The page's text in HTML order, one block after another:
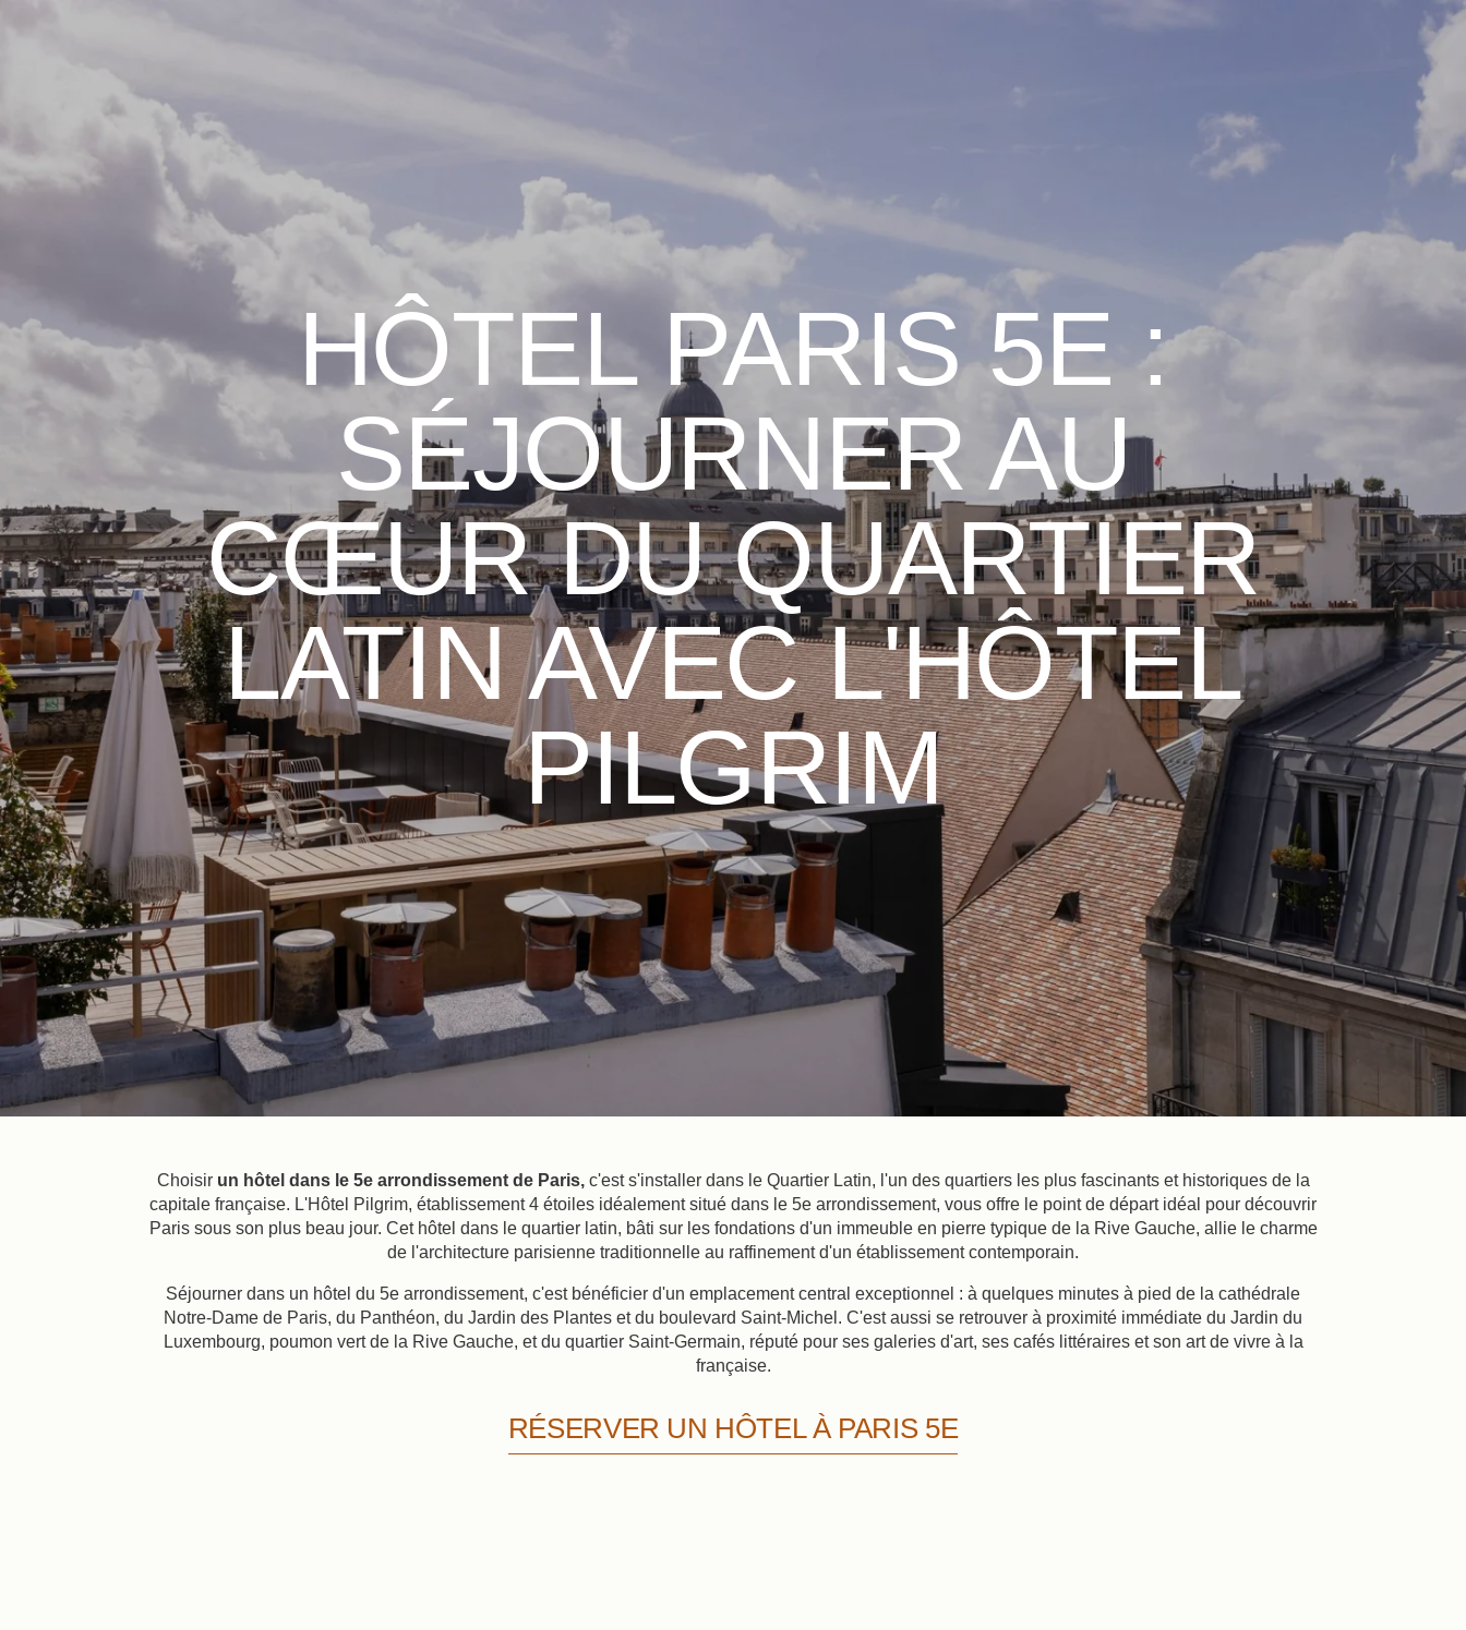
HÔTEL PARIS 5E :
SÉJOURNER AU
CŒUR DU QUARTIER
LATIN AVEC L'HÔTEL
PILGRIM
Choisir un hôtel dans le 5e arrondissement de Paris, c'est s'installer dans le Quartier Latin, l'un des quartiers les plus fascinants et historiques de la
capitale française. L'Hôtel Pilgrim, établissement 4 étoiles idéalement situé dans le 5e arrondissement, vous offre le point de départ idéal pour découvrir
Paris sous son plus beau jour. Cet hôtel dans le quartier latin, bâti sur les fondations d'un immeuble en pierre typique de la Rive Gauche, allie le charme
de l'architecture parisienne traditionnelle au raffinement d'un établissement contemporain.
Séjourner dans un hôtel du 5e arrondissement, c'est bénéficier d'un emplacement central exceptionnel : à quelques minutes à pied de la cathédrale
Notre-Dame de Paris, du Panthéon, du Jardin des Plantes et du boulevard Saint-Michel. C'est aussi se retrouver à proximité immédiate du Jardin du
Luxembourg, poumon vert de la Rive Gauche, et du quartier Saint-Germain, réputé pour ses galeries d'art, ses cafés littéraires et son art de vivre à la
française.
RÉSERVER UN HÔTEL À PARIS 5E
EN